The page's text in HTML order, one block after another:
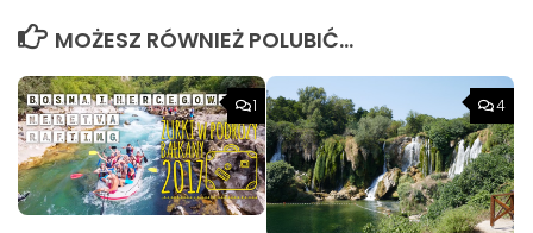
MOŻESZ RÓWNIEŻ POLUBIĆ…
1 4